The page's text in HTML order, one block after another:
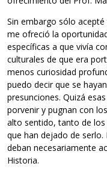
Sin embargo sólo
me ofreció la
específicas a que vivía
culturales de que era
menos curiosidad
puedo decir que se
presunciones. Quizá
porvenir y pugnan con
alto sentido, tanto de
que han dejado de serlo.
deban necesariamente
Historia.